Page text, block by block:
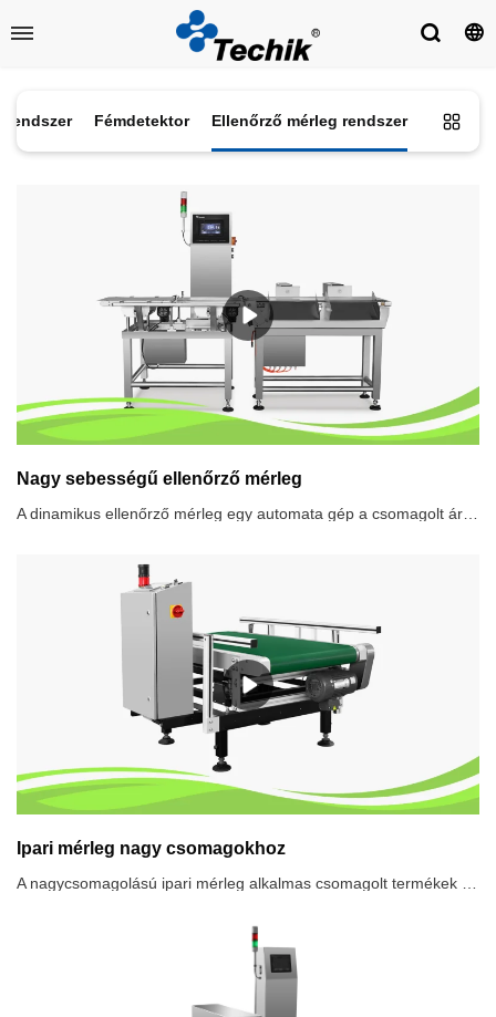
rendszer Fémdetektor Ellenőrző mérleg rendszer
Nagy sebességű ellenőrző mérleg
Ipari mérleg nagy csomagokhoz
A nagycsomagolású ipari mérleg alkalmas csomagolt termékek súlyának ellenőrzésére, a minőségi szabványok biztosítása érdekében.A nagycsomagolású ipari mérleg akár 50 kilogramm súlyú termékeket is nyomhat.Az ipari méretarány jellemzői nagy csomagokhoz1.Nagy sebesség, nagy érzékenység, nagy stabilitású dinamikus súlyellenőrzés2.Könnyen tisztítható, egyszerűen szétszedhető3.Több nyelv4.Adattárolás5.Nagy memóriakapacitás6.Érintőkijelző7.USB port, Ethernet funkció8.Valós idejű monitorozás PC-n